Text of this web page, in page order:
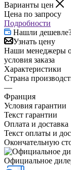
Варианты цен
Цена по запросу
Подробности
Нашли
Узнать цену
Наши менеджеры
условия заказа
Характеристики
Страна
—
Франция
Условия гарантии
Текст гарантии
Оплата и доставка
Текст оплаты и
Окончательную
Официальное